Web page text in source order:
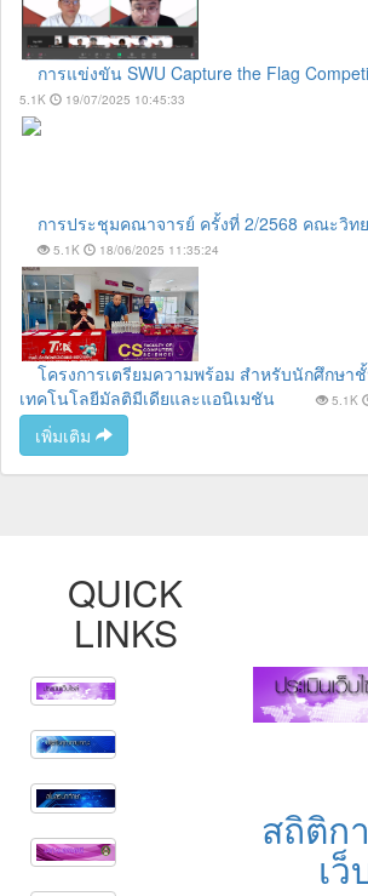
การแข่งขัน SWU Capture the Flag
5.1K 19/07/2025 10:45:33
การประชุมคณาจารย์ ครั้งที่ 2/2568 คณะวิท
5.1K 18/06/2025 11:35:24
โครงการเตรียมความพร้อม สำหรับนักศึกษา
เทคโนโลยีมัลติมีเดียและแอนิเมชัน
5.1K
เพิ่มเติม
QUICK
LINKS
สถิติก
เ